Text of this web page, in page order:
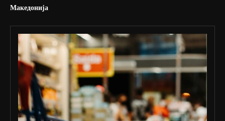
Македонија